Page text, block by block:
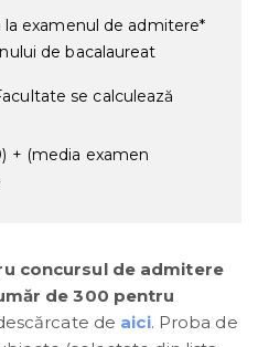
examenul de admitere*
de bacalaureat
se calculează
+ (media examen
concursul de admitere
de 300 pentru
de aici. Proba de